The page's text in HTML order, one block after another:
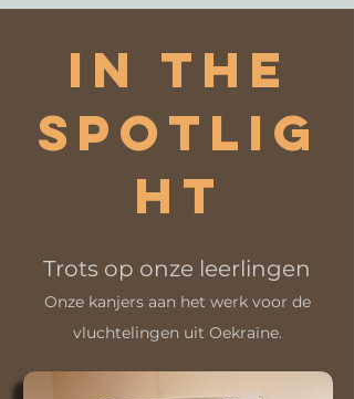
In the
spotlig
ht
Trots op onze leerlingen
Onze kanjers aan het werk voor de
vluchtelingen uit Oekraïne.